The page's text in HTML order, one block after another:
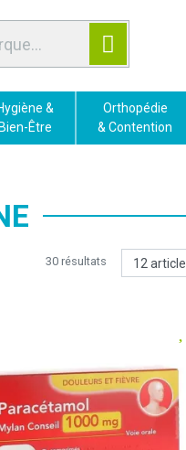
&
Bien-Être
Orthopédie
& Contention
30 résultats